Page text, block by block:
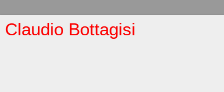
Claudio Bottagisi